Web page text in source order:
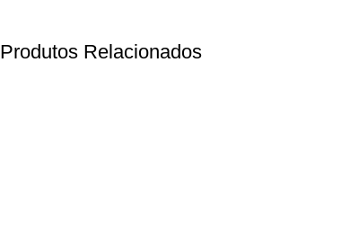
Produtos Relacionados